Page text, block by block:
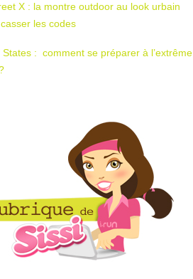
X : la montre outdoor au look urbain
les codes
States : comment se préparer à l’extrême